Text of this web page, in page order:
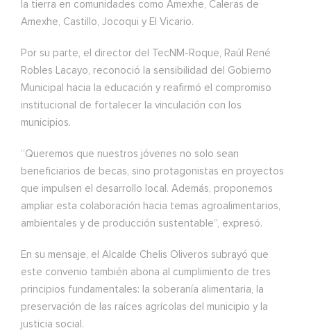
la tierra en comunidades como Amexhe, Caleras de
Amexhe, Castillo, Jocoqui y El Vicario.
Por su parte, el director del TecNM-Roque, Raúl René
Robles Lacayo, reconoció la sensibilidad del Gobierno
Municipal hacia la educación y reafirmó el compromiso
institucional de fortalecer la vinculación con los
municipios.
“Queremos que nuestros jóvenes no solo sean
beneficiarios de becas, sino protagonistas en proyectos
que impulsen el desarrollo local. Además, proponemos
ampliar esta colaboración hacia temas agroalimentarios,
ambientales y de producción sustentable”, expresó.
En su mensaje, el Alcalde Chelis Oliveros subrayó que
este convenio también abona al cumplimiento de tres
principios fundamentales: la soberanía alimentaria, la
preservación de las raíces agrícolas del municipio y la
justicia social.